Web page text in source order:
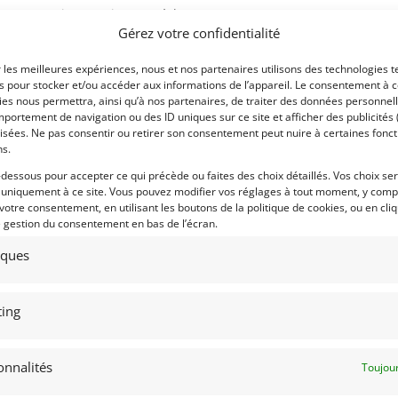
Gérez votre confidentialité
meilleures expériences, nous et nos partenaires utilisons des technologies
pour stocker et/ou accéder aux informations de l’appareil. Le consentement à
nous permettra, ainsi qu’à nos partenaires, de traiter des données
de navigation ou des ID uniques sur ce site et afficher des publicités
Ne pas consentir ou retirer son consentement peut nuire à certaines
pour accepter ce qui précède ou faites des choix détaillés. Vos choix
à ce site. Vous pouvez modifier vos réglages à tout moment, y
consentement, en utilisant les boutons de la politique de cookies, ou en
gestion du consentement en bas de l’écran.
25 qui, contrairement à la 25, a un
verre comme sa devancière, la Lotus
d’abord le moteurs les 1500
pour l’équipe Lotus ou BRM pour
performance.
la Lotus 25. Bien que dépassée
années en course.
Catégorie :
Marque :